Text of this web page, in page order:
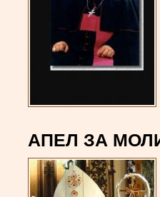
АПЕЛ ЗА